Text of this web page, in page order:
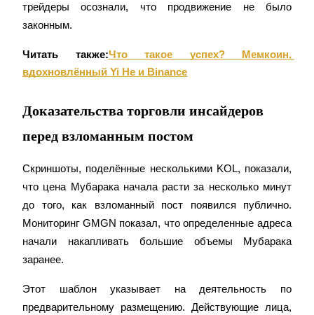
Гид
Узнайте, как оставаться прибыльным
трейдеры осознали, что продвижение не было
законным.
Читать также:Что такое успех? Мемкоин,
вдохновлённый Yi He и Binance
Доказательства торговли инсайдеров
перед взломанным постом
Скриншоты, поделённые несколькими KOL, показали,
что цена Мубарака начала расти за несколько минут
до того, как взломанный пост появился публично.
Мониторинг GMGN показал, что определенные адреса
начали накапливать большие объемы Мубарака
заранее.
Этот шаблон указывает на деятельность по
предварительному размещению. Действующие лица,